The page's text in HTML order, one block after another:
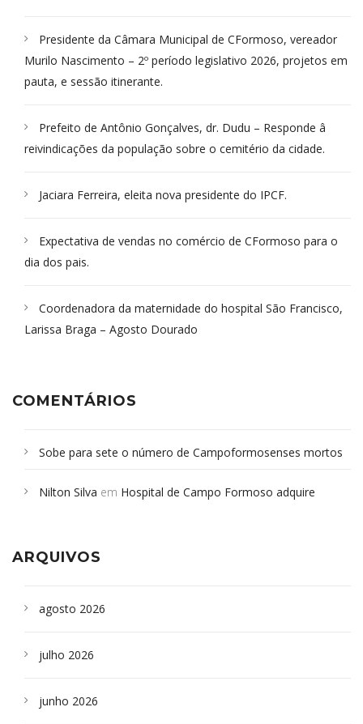
Presidente da Câmara Municipal de CFormoso, vereador
Murilo Nascimento – 2º período legislativo 2026, projetos em
pauta, e sessão itinerante.
Prefeito de Antônio Gonçalves, dr. Dudu – Responde â
reivindicações da população sobre o cemitério da cidade.
Jaciara Ferreira, eleita nova presidente do IPCF.
Expectativa de vendas no comércio de CFormoso para o
dia dos pais.
Coordenadora da maternidade do hospital São Francisco,
Larissa Braga – Agosto Dourado
COMENTÁRIOS
Sobe para sete o número de Campoformosenses mortos
Campoformosenses que morreram em desabamentos são
Nilton Silva em Hospital de Campo Formoso adquire
ARQUIVOS
agosto 2026
julho 2026
junho 2026